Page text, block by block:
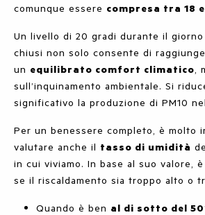
comunque essere compresa tra 18
Un livello di 20 gradi durante il
chiusi non solo consente di
un equilibrato comfort climatico,
sull’inquinamento ambientale. Si
significativo la produzione di PM10
Per un benessere completo, è molto
valutare anche il tasso di umidità
in cui viviamo. In base al suo valore,
se il riscaldamento sia troppo alto o
Quando è ben al di sotto del